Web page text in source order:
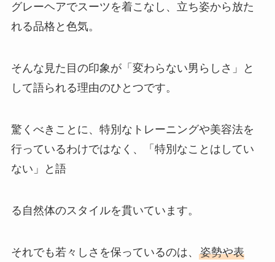
グレーヘアでスーツを着こなし、立ち姿から放た
れる品格と色気。
そんな見た目の印象が「変わらない男らしさ」と
して語られる理由のひとつです。
驚くべきことに、特別なトレーニングや美容法を
行っているわけではなく、「特別なことはしてい
ない」と語
る自然体のスタイルを貫いています。
それでも若々しさを保っているのは、 姿勢や表